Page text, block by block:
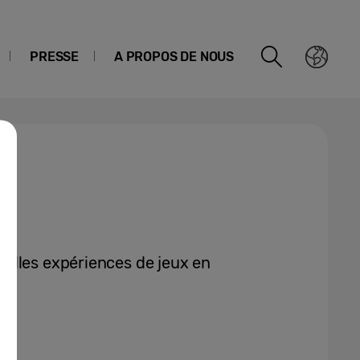
PRESSE A PROPOS DE NOUS
expériences de jeux en